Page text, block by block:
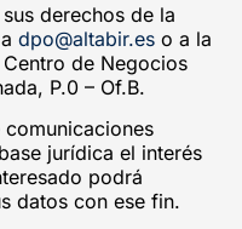
derechos de la
dpo@altabir.es o a la
de Negocios
P.0 – Of.B.
jurídica el interés
podrá
datos con ese fin.